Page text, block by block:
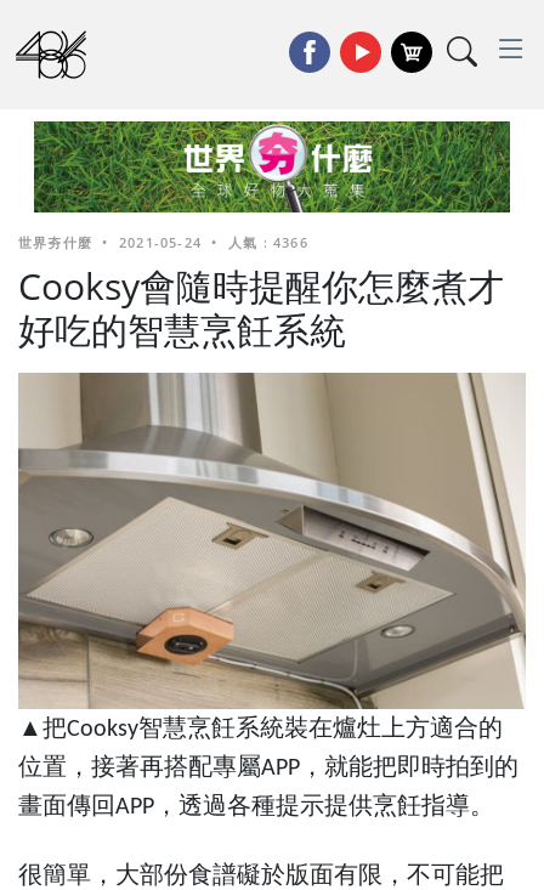
世界夯什麼 • 2021-05-24 • 人氣 : 4366
Cooksy會隨時提醒你怎麼煮才
好吃的智慧烹飪系統
▲把Cooksy智慧烹飪系統裝在爐灶上方適合的
位置，接著再搭配專屬APP，就能把即時拍到的
畫面傳回APP，透過各種提示提供烹飪指導。
很簡單，大部份食譜礙於版面有限，不可能把